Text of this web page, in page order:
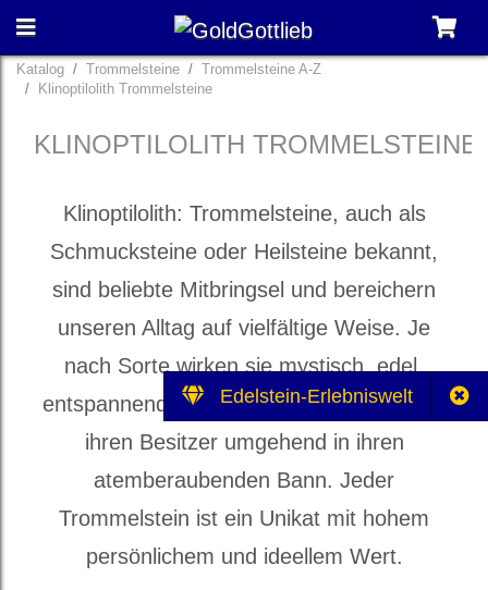
Edelstein-Erlebniswelt
Katalog Trommelsteine
Trommelsteine A-Z
Klinoptilolith Trommelsteine
KLINOPTILOLITH TROMMELSTEINE
Klinoptilolith: Trommelsteine, auch als
Schmucksteine oder Heilsteine bekannt,
sind beliebte Mitbringsel und bereichern
unseren Alltag auf vielfältige Weise. Je
nach Sorte wirken sie mystisch, edel,
entspannend und heilbringend und ziehen
ihren Besitzer umgehend in ihren
atemberaubenden Bann. Jeder
Trommelstein ist ein Unikat mit hohem
persönlichem und ideellem Wert.